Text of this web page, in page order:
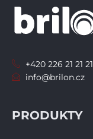
PRODUKTY
+420 226 21 21 21
info@brilon.cz